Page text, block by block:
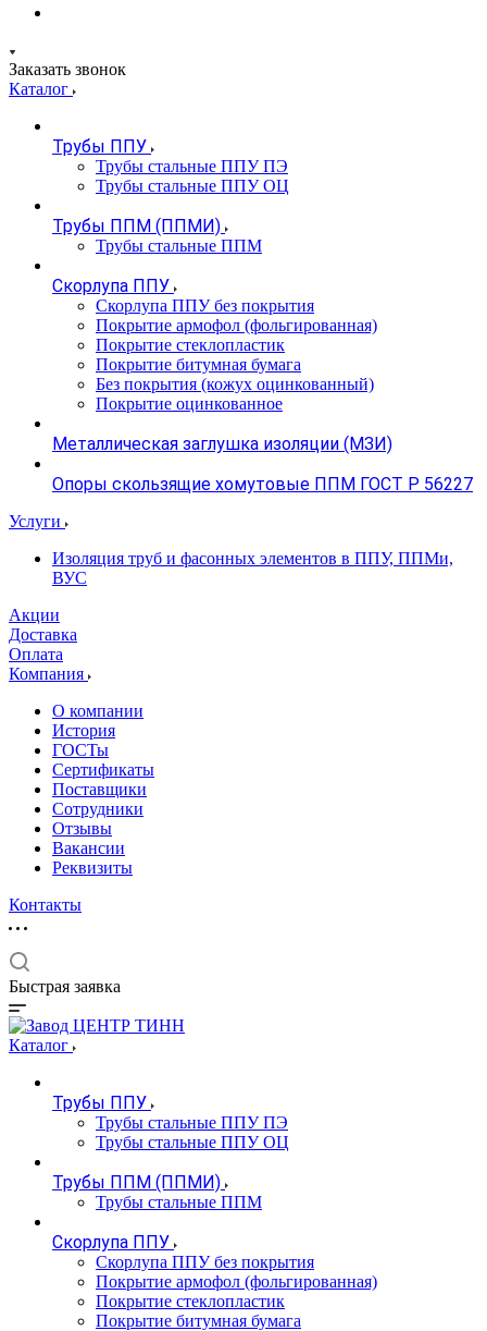
Заказать звонок
Каталог
Трубы ППУ
Трубы стальные ППУ ПЭ
Трубы стальные ППУ ОЦ
Трубы ППМ (ППМИ)
Трубы стальные ППМ
Скорлупа ППУ
Скорлупа ППУ без покрытия
Покрытие армофол (фольгированная)
Покрытие стеклопластик
Покрытие битумная бумага
Без покрытия (кожух оцинкованный)
Покрытие оцинкованное
Металлическая заглушка изоляции (МЗИ)
Опоры скользящие хомутовые ППМ ГОСТ Р 56227
Услуги
Изоляция труб и фасонных элементов в ППУ, ППМи,
ВУС
Акции
Доставка
Оплата
Компания
О компании
История
ГОСТы
Сертификаты
Поставщики
Сотрудники
Отзывы
Вакансии
Реквизиты
Контакты
Быстрая заявка
Каталог
Трубы ППУ
Трубы стальные ППУ ПЭ
Трубы стальные ППУ ОЦ
Трубы ППМ (ППМИ)
Трубы стальные ППМ
Скорлупа ППУ
Скорлупа ППУ без покрытия
Покрытие армофол (фольгированная)
Покрытие стеклопластик
Покрытие битумная бумага